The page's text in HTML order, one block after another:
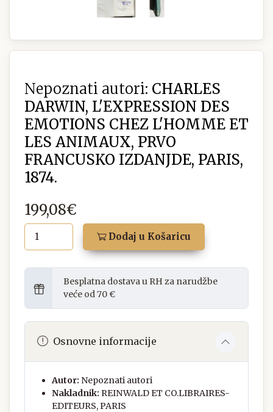
Nepoznati autori: CHARLES
DARWIN, L'EXPRESSION DES
EMOTIONS CHEZ L'HOMME ET
LES ANIMAUX, PRVO
FRANCUSKO IZDANJDE, PARIS,
1874.
199,08€
Dodaj u Košaricu
Besplatna dostava u RH za narudžbe
veće od 70 €
Osnovne informacije
Autor: Nepoznati autori
Nakladnik: REINWALD ET CO.LIBRAIRES-
EDITEURS, PARIS